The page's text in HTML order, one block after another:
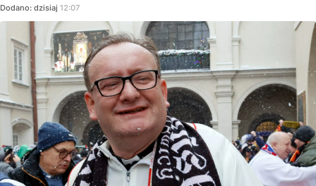
Dodano: dzisiaj 12:07